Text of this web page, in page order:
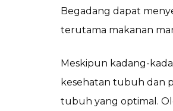
Begadang dapat
terutama makanan
Meskipun kadang-
kesehatan tubuh dan
tubuh yang optimal.